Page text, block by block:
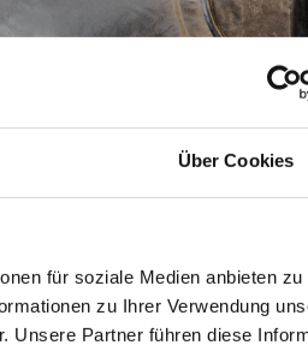
Über Cookies
für soziale Medien anbieten zu
zu Ihrer Verwendung
Unsere Partner führen diese
3 Nächte
510 EURO pro Person im